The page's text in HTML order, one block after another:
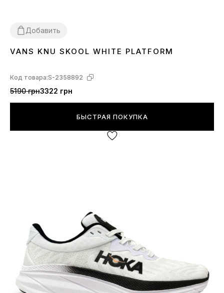
Добавить
3637 3839 40 414243 44 45
VANS KNU SKOOL WHITE PLATFORM
Код товара:S-2358892
5190 грн3322 грн
БЫСТРАЯ ПОКУПКА